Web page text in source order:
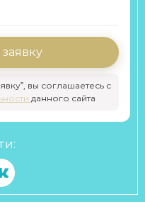
вы соглашаетесь с
данного сайта